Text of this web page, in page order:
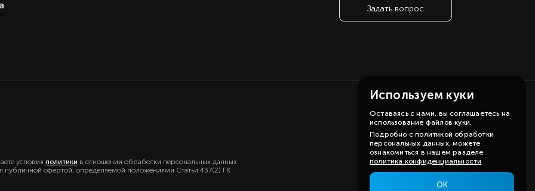
Китай
Задать вопрос
условия политики в отношении обработки персональных данных.
публичной офертой, определяемой положениями Статьи 437(2) ГК
Используем куки
Оставаясь с нами, вы соглашаетесь на
использование файлов куки.
Подробно с политикой обработки
персональных данных, можете
ознакомиться в нашем разделе
политика конфиденциальности
ОК